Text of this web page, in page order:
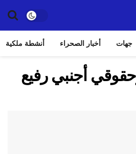
جهات أخبار الصحراء أنشطة ملكية
أجنبي رفيع